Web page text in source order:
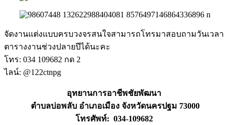
จัดงานแต่งแบบครบวงจรสนใจสามารถโทรมาสอบถามวันเวลา
ตารางงานช่วงปลายปีได้นะคะ
โทร: 034 109682 กด 2
ไลน์: @122ctnpg
อุทยานการอาชีพชัยพัฒนา
ตำบลบ่อพลับ อำเภอเมือง จังหวัดนครปฐม 73000
โทรศัพท์: 034-109682